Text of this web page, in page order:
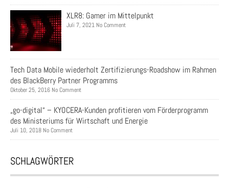
XLR8: Gamer im Mittelpunkt
Juli 7, 2021 No Comment
Tech Data Mobile wiederholt Zertifizierungs-Roadshow im Rahmen
des BlackBerry Partner Programms
Oktober 25, 2016 No Comment
„go-digital“ – KYOCERA-Kunden profitieren vom Förderprogramm
des Ministeriums für Wirtschaft und Energie
Juli 10, 2018 No Comment
SCHLAGWÖRTER